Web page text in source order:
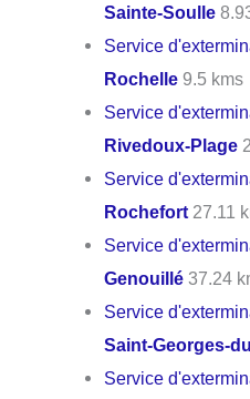
Sainte-Soulle
Service
Rochelle 9.5 kms
Service
Rivedoux-Plage
Service
Rochefort 27.11
Service
Genouillé 37.24
Service
Saint-Georges-
Service